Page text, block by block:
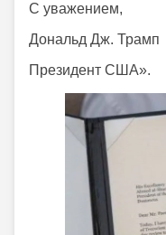
С уважением,
Дональд Дж. Трамп
Президент США».